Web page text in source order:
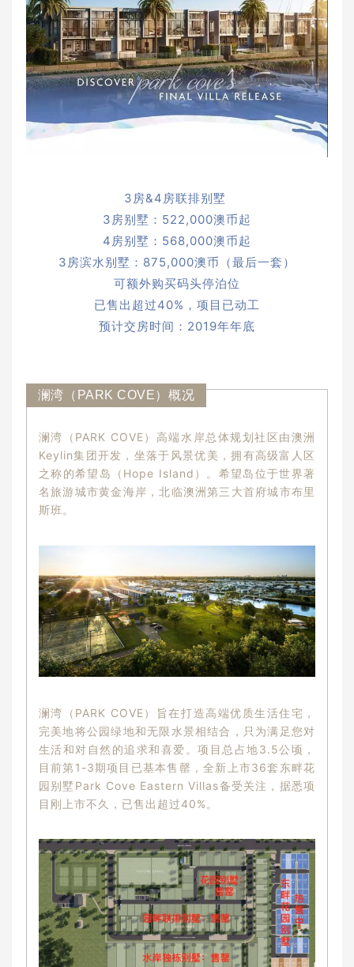
3房&4房联排别墅
3房别墅：522,000澳币起
4房别墅：568,000澳币起
3房滨水别墅：875,000澳币（最后一套）
可额外购买码头停泊位
已售出超过40%，项目已动工
预计交房时间：2019年年底
澜湾（PARK COVE）概况
澜湾（PARK COVE）高端水岸总体规划社区由澳洲
Keylin集团开发，坐落于风景优美，拥有高级富人区
之称的希望岛（Hope Island）。希望岛位于世界著
名旅游城市黄金海岸，北临澳洲第三大首府城市布里
斯班。
澜湾（PARK COVE）旨在打造高端优质生活住宅，
完美地将公园绿地和无限水景相结合，只为满足您对
生活和对自然的追求和喜爱。项目总占地3.5公顷，
目前第1-3期项目已基本售罄，全新上市36套东畔花
园别墅Park Cove Eastern Villas备受关注，据悉项
目刚上市不久，已售出超过40%。